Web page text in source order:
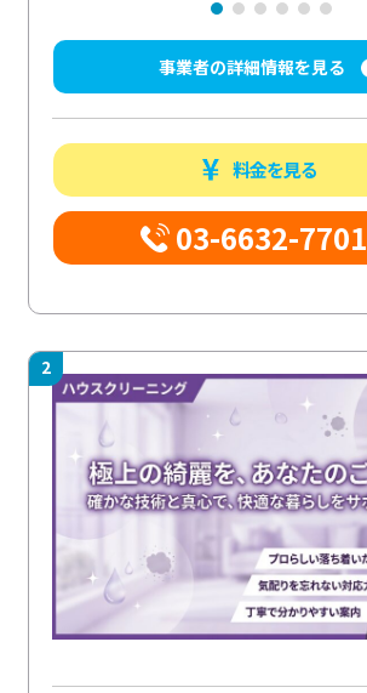
事業者の詳細情報を見る
料金を見る
03-6632-7701
2